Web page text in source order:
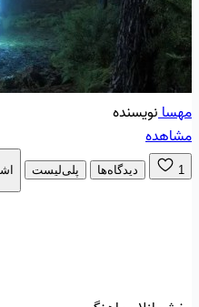
مهسانویسنده
مشاهده
1 دیدگاه‌ها پلی‌لیست